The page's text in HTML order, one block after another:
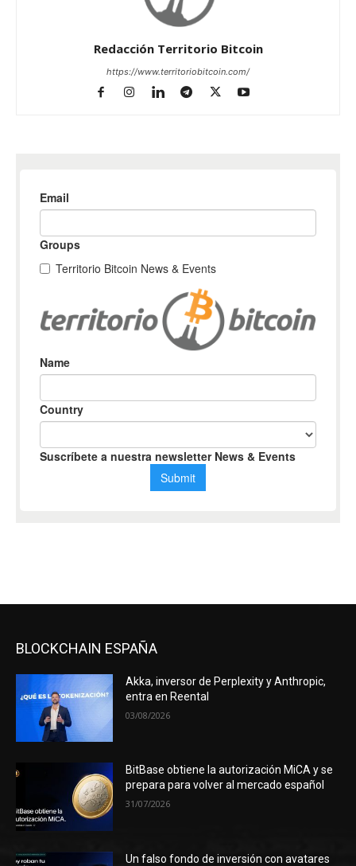
Redacción Territorio Bitcoin
https://www.territoriobitcoin.com/
BLOCKCHAIN ESPAÑA
Akka, inversor de Perplexity y Anthropic,
entra en Reental
03/08/2026
BitBase obtiene la autorización MiCA y se
prepara para volver al mercado español
31/07/2026
Un falso fondo de inversión con avatares